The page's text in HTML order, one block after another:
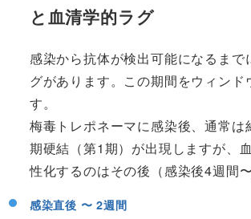
と血清学的ラグ
感染から抗体が検出可能になるまで
グがあります。この期間をウィンド
す。
梅毒トレポネーマに感染後、通常は
期硬結（第1期）が出現しますが、
性化するのはその後（感染後4週間〜
感染直後 〜 2週間